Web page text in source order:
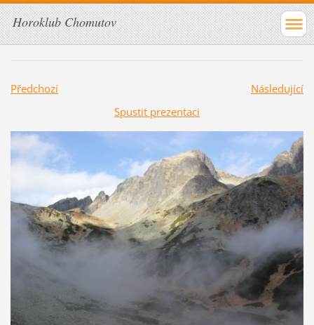
Horoklub Chomutov
Předchozí
Následující
Spustit prezentaci